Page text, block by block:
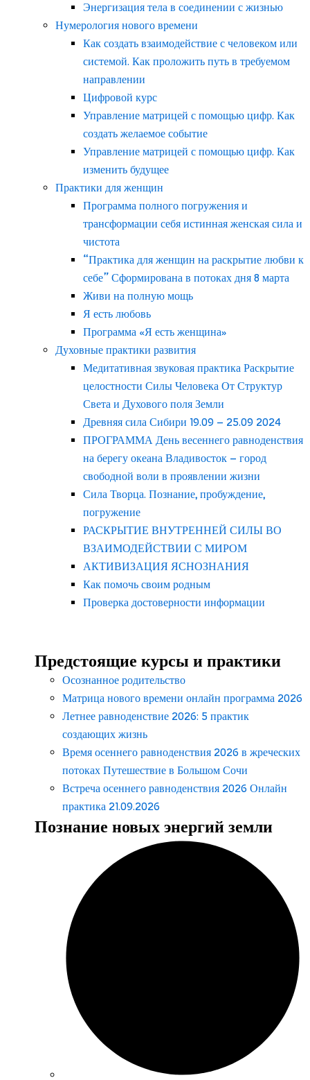
Энергизация тела в соединении с жизнью
Нумерология нового времени
Как создать взаимодействие с человеком или
системой. Как проложить путь в требуемом
направлении
Цифровой курс
Управление матрицей с помощью цифр. Как
создать желаемое событие
Управление матрицей с помощью цифр. Как
изменить будущее
Практики для женщин
Программа полного погружения и
трансформации себя истинная женская сила и
чистота
“Практика для женщин на раскрытие любви к
себе” Сформирована в потоках дня 8 марта
Живи на полную мощь
Я есть любовь
Программа «Я есть женщина»
Духовные практики развития
Медитативная звуковая практика Раскрытие
целостности Силы Человека От Структур
Света и Духового поля Земли
Древняя сила Сибири 19.09 – 25.09 2024
ПРОГРАММА День весеннего равноденствия
на берегу океана Владивосток – город
свободной воли в проявлении жизни
Сила Творца. Познание, пробуждение,
погружение
РАСКРЫТИЕ ВНУТРЕННЕЙ СИЛЫ ВО
ВЗАИМОДЕЙСТВИИ С МИРОМ
АКТИВИЗАЦИЯ ЯСНОЗНАНИЯ
Как помочь своим родным
Проверка достоверности информации
Предстоящие курсы и практики
Осознанное родительство
Матрица нового времени онлайн программа 2026
Летнее равноденствие 2026: 5 практик
создающих жизнь
Время осеннего равноденствия 2026 в жреческих
потоках Путешествие в Большом Сочи
Встреча осеннего равноденствия 2026 Онлайн
практика 21.09.2026
Познание новых энергий земли